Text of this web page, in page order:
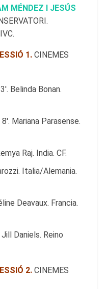
MÉNDEZ I JESÚS
1.CINEMES
Belinda Bonan.
8′. Mariana Parasense.
Raj. India. CF.
Italia/Alemania.
Deavaux. Francia.
Jill Daniels. Reino
2. CINEMES